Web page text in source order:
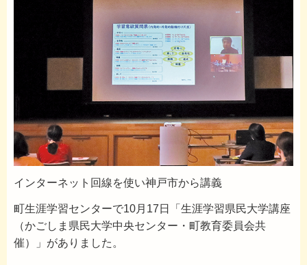
インターネット回線を使い神戸市から講義
町生涯学習センターで10月17日「生涯学習県民大学講座
（かごしま県民大学中央センター・町教育委員会共
催）」がありました。